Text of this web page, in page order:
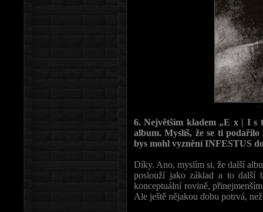
6. Největším kladem „E x | I s
album. Myslíš, že se ti
bys mohl vyznění INFESTUS
Díky. Ano, myslím si, že další
poslouží jako základ a to další
konceptuální rovině,
Ale ještě nějakou dobu potrvá,